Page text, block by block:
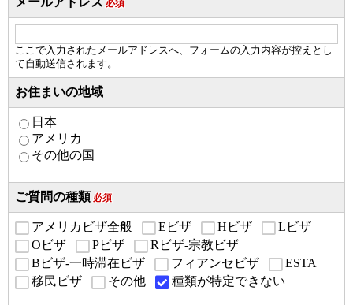
必須
ここで入力されたメールアドレスへ、フォームの入力内容が控えとし
て自動送信されます。
お住まいの地域
日本
アメリカ
その他の国
ご質問の種類 必須
アメリカビザ全般 Eビザ Hビザ
Lビザ
Oビザ
Pビザ
Rビザ-宗教ビザ
Bビザ-一時滞在ビザ
フィアンセビザ
ESTA
移民ビザ
その他 種類が特定できない